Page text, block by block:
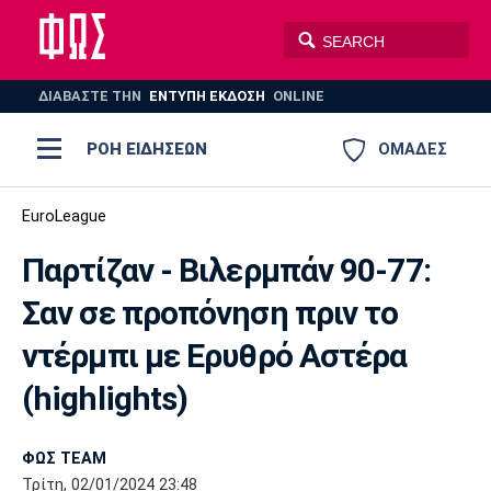
ΔΙΑΒΑΣΤΕ THN ΕΝΤΥΠΗ ΕΚΔΟΣΗ ONLINE
ΟΜΑΔΕΣ
ΡΟΗ ΕΙΔΗΣΕΩΝ
ΠΟΔΟΣΦΑΙΡΟ
ΒΟΛΕΪ ΣΠΟΡ
AUTO-MOTO PLUS
Ποδόσφαιρο
Super League 1
Super League 2
Γ Εθνική
Μπάσκετ
Ελλάδα
Εθνική
Ολυμπιακοί Αγώνες
Βόλεϊ
Ολυμπιακός ΑΕΚ ΠΑΟΚ
EuroLeague
Παρτίζαν - Βιλερμπάν 90-77:
Σαν σε προπόνηση πριν το
ντέρμπι με Ερυθρό Αστέρα
(highlights)
ΦΩΣ TEAM
Τρίτη, 02/01/2024 23:48